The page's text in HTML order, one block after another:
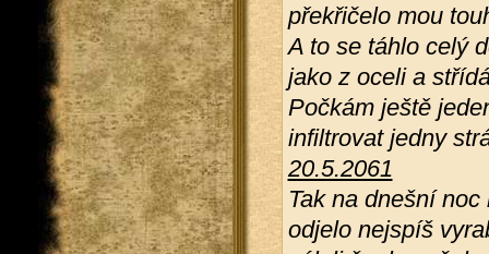
překřičelo mou
A to se táhlo celý
jako z oceli a
Počkám ještě
infiltrovat jedny
20.5.2061
Tak na dnešní
odjelo nejspíš